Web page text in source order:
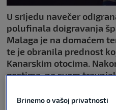
U srijedu navečer
polufinala doigravanja
Malaga je na domaćem
te je obranila prednost
Kanarskim otocima.
gostima, na svom
rang.
Brinemo o vašoj privatnosti